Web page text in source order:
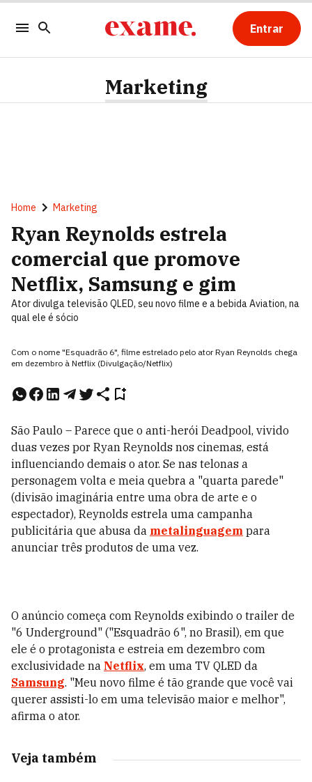
Entrar
Marketing
Home Marketing
Ryan Reynolds estrela
comercial que promove
Netflix, Samsung e gim
Ator divulga televisão QLED, seu novo filme e a bebida Aviation, na
qual ele é sócio
Com o nome "Esquadrão 6", filme estrelado pelo ator Ryan Reynolds chega
em dezembro à Netflix (Divulgação/Netflix)
São Paulo – Parece que o anti-herói Deadpool, vivido
duas vezes por Ryan Reynolds nos cinemas, está
influenciando demais o ator. Se nas telonas a
personagem volta e meia quebra a "quarta parede"
(divisão imaginária entre uma obra de arte e o
espectador), Reynolds estrela uma campanha
publicitária que abusa da metalinguagem para
anunciar três produtos de uma vez.
O anúncio começa com Reynolds exibindo o trailer de
"6 Underground" ("Esquadrão 6", no Brasil), em que
ele é o protagonista e estreia em dezembro com
exclusividade na Netflix, em uma TV QLED da
Samsung. "Meu novo filme é tão grande que você vai
querer assisti-lo em uma televisão maior e melhor",
afirma o ator.
Veja também